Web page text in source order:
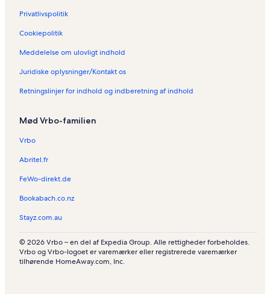
i
s
s
e
b
P
e
o
w
Privatlivspolitik
Cookiepolitik
Meddelelse om ulovligt indhold
Juridiske oplysninger/Kontakt os
Retningslinjer for indhold og indberetning af indhold
Mød Vrbo-familien
Vrbo
Abritel.fr
FeWo-direkt.de
Bookabach.co.nz
Stayz.com.au
© 2026 Vrbo – en del af Expedia Group. Alle rettigheder forbeholdes.
Vrbo og Vrbo-logoet er varemærker eller registrerede varemærker
tilhørende HomeAway.com, Inc.